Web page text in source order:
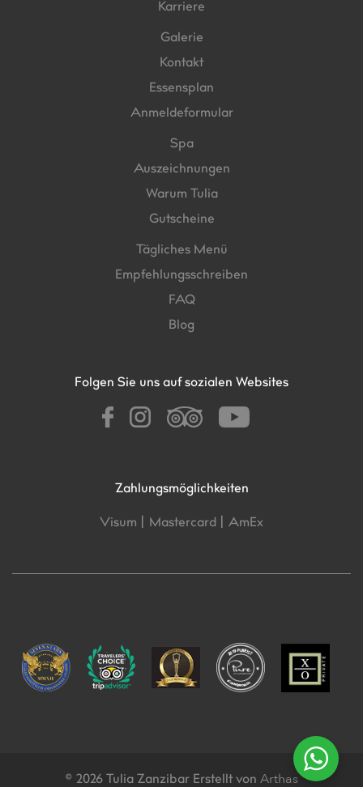
Karriere
Galerie
Kontakt
Essensplan
Anmeldeformular
Spa
Auszeichnungen
Warum Tulia
Gutscheine
Tägliches Menü
Empfehlungsschreiben
FAQ
Blog
Folgen Sie uns auf sozialen Websites
Zahlungsmöglichkeiten
Visum | Mastercard | AmEx
© 2026 Tulia Zanzibar Erstellt von Arthas